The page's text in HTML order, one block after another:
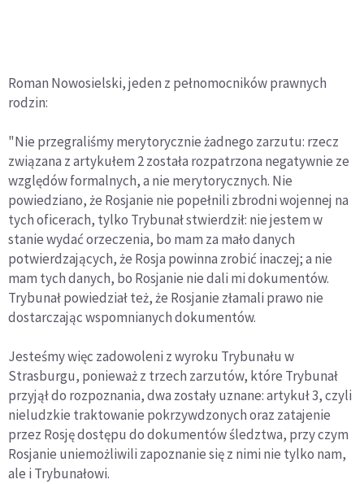
Roman Nowosielski, jeden z pełnomocników prawnych
rodzin:
"Nie przegraliśmy merytorycznie żadnego zarzutu: rzecz
związana z artykułem 2 została rozpatrzona negatywnie ze
względów formalnych, a nie merytorycznych. Nie
powiedziano, że Rosjanie nie popełnili zbrodni wojennej na
tych oficerach, tylko Trybunał stwierdził: nie jestem w
stanie wydać orzeczenia, bo mam za mało danych
potwierdzających, że Rosja powinna zrobić inaczej; a nie
mam tych danych, bo Rosjanie nie dali mi dokumentów.
Trybunał powiedział też, że Rosjanie złamali prawo nie
dostarczając wspomnianych dokumentów.
Jesteśmy więc zadowoleni z wyroku Trybunału w
Strasburgu, ponieważ z trzech zarzutów, które Trybunał
przyjął do rozpoznania, dwa zostały uznane: artykuł 3, czyli
nieludzkie traktowanie pokrzywdzonych oraz zatajenie
przez Rosję dostępu do dokumentów śledztwa, przy czym
Rosjanie uniemożliwili zapoznanie się z nimi nie tylko nam,
ale i Trybunałowi.